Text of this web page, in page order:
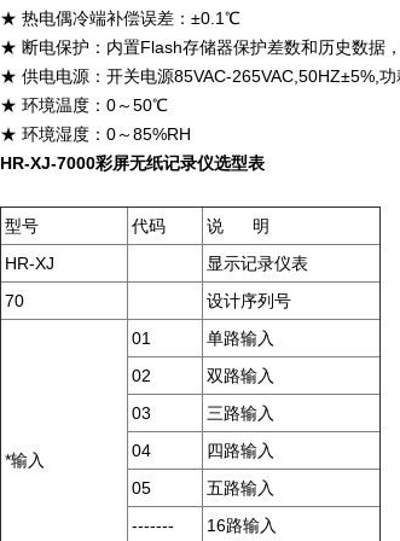
★热电偶冷端补偿误差：±0.1℃
★ 断电保护：内置Flash存储器保护差数和历史数据
★供电电源：开关电源85VAC-265VAC,50HZ±5%,
★环境温度：0～50℃
★环境湿度：0～85%RH
HR-XJ-7000彩屏无纸记录仪选型表
型号 代码
说 明
HR-XJ
显示记录仪表
70
设计序列号
*输入
01
单路输入
02
双路输入
03
三路输入
04
四路输入
05
五路输入
-------
16路输入